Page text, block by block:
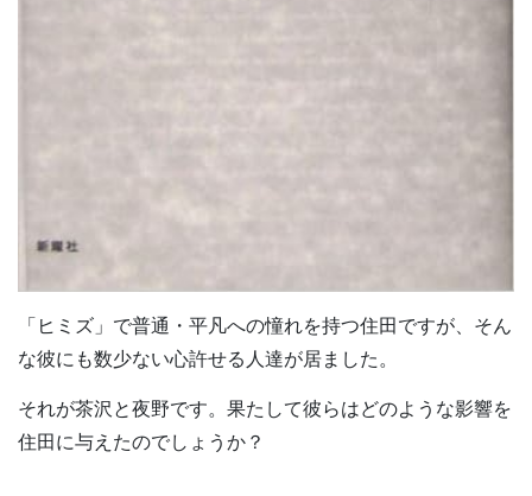
「ヒミズ」で普通・平凡への憧れを持つ住田ですが、そん
な彼にも数少ない心許せる人達が居ました。
それが茶沢と夜野です。果たして彼らはどのような影響を
住田に与えたのでしょうか？